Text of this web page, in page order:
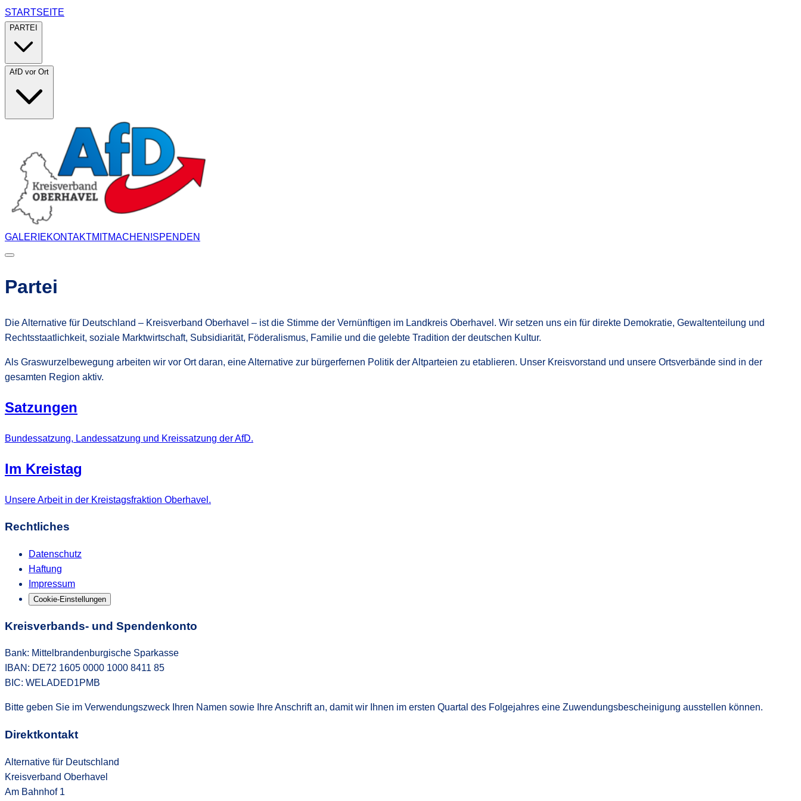
STARTSEITE
PARTEI
AfD vor Ort
GALERIEKONTAKTMITMACHEN!SPENDEN
Partei
Die Alternative für Deutschland – Kreisverband Oberhavel – ist die Stimme der Vernünftigen im Landkreis Oberhavel. Wir setzen uns ein für direkte Demokratie, Gewaltenteilung und
Rechtsstaatlichkeit, soziale Marktwirtschaft, Subsidiarität, Föderalismus, Familie und die gelebte Tradition der deutschen Kultur.
Als Graswurzelbewegung arbeiten wir vor Ort daran, eine Alternative zur bürgerfernen Politik der Altparteien zu etablieren. Unser Kreisvorstand und unsere Ortsverbände sind in der
gesamten Region aktiv.
Satzungen
Bundessatzung, Landessatzung und Kreissatzung der AfD.
Im Kreistag
Unsere Arbeit in der Kreistagsfraktion Oberhavel.
Rechtliches
Datenschutz
Haftung
Impressum
Cookie-Einstellungen
Kreisverbands- und Spendenkonto
Bank: Mittelbrandenburgische Sparkasse
IBAN: DE72 1605 0000 1000 8411 85
BIC: WELADED1PMB
Bitte geben Sie im Verwendungszweck Ihren Namen sowie Ihre Anschrift an, damit wir Ihnen im ersten Quartal des Folgejahres eine Zuwendungsbescheinigung ausstellen können.
Direktkontakt
Alternative für Deutschland
Kreisverband Oberhavel
Am Bahnhof 1